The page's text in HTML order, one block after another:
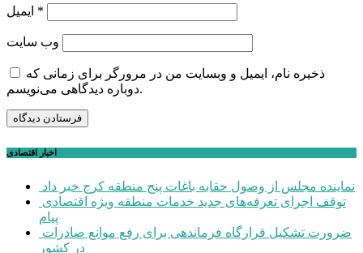
*
وب‌ سایت
ذخیره نام، ایمیل و وبسایت من در مرورگر برای زمانی که
دوباره دیدگاهی می‌نویسم.
اخبار اقتصادی
نماینده مجلس از وصول حقابه باغات پنج منطقه کرج خبر داد
پیام
در کشور